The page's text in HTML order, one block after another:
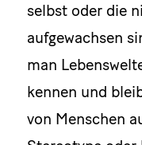
selbst oder die
aufgewachsen
man
kennen und
von Menschen